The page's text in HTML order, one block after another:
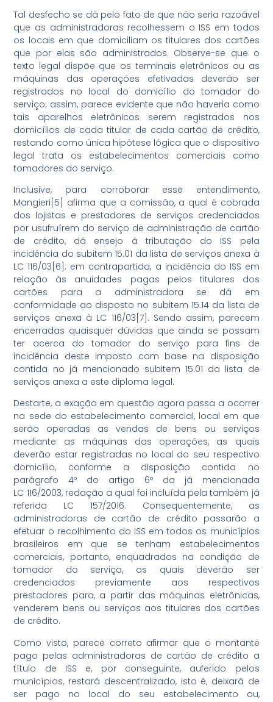
Tal desfecho se dá pelo fato de que não seria razoável
que as administradoras recolhessem o ISS em todos
os locais em que domiciliam os titulares dos cartões
que por elas são administrados. Observe-se que o
texto legal dispõe que os terminais eletrônicos ou as
máquinas das operações efetivadas deverão ser
registrados no local do domicílio do tomador do
serviço; assim, parece evidente que não haveria como
tais aparelhos eletrônicos serem registrados nos
domicílios de cada titular de cada cartão de crédito,
restando como única hipótese lógica que o dispositivo
legal trata os estabelecimentos comerciais como
tomadores do serviço.
Inclusive, para corroborar esse entendimento,
Mangieri[5] afirma que a comissão, a qual é cobrada
dos lojistas e prestadores de serviços credenciados
por usufruírem do serviço de administração de cartão
de crédito, dá ensejo à tributação do ISS pela
incidência do subitem 15.01 da lista de serviços anexa à
LC 116/03[6]; em contrapartida, a incidência do ISS em
relação às anuidades pagas pelos titulares dos
cartões para a administradora se dá em
conformidade ao disposto no subitem 15.14 da lista de
serviços anexa à LC 116/03[7]. Sendo assim, parecem
encerradas quaisquer dúvidas que ainda se possam
ter acerca do tomador do serviço para fins de
incidência deste imposto com base na disposição
contida no já mencionado subitem 15.01 da lista de
serviços anexa a este diploma legal.
Destarte, a exação em questão agora passa a ocorrer
na sede do estabelecimento comercial, local em que
serão operadas as vendas de bens ou serviços
mediante as máquinas das operações, as quais
deverão estar registradas no local do seu respectivo
domicílio, conforme a disposição contida no
parágrafo 4º do artigo 6º da já mencionada
LC 116/2003, redação a qual foi incluída pela também já
referida LC 157/2016. Consequentemente, as
administradoras de cartão de crédito passarão a
efetuar o recolhimento do ISS em todos os municípios
brasileiros em que se tenham estabelecimentos
comerciais, portanto, enquadrados na condição de
tomador do serviço, os quais deverão ser
credenciados previamente aos respectivos
prestadores para, a partir das máquinas eletrônicas,
venderem bens ou serviços aos titulares dos cartões
de crédito.
Como visto, parece correto afirmar que o montante
pago pelas administradoras de cartão de crédito a
título de ISS e, por conseguinte, auferido pelos
municípios, restará descentralizado, isto é, deixará de
ser pago no local do seu estabelecimento ou,